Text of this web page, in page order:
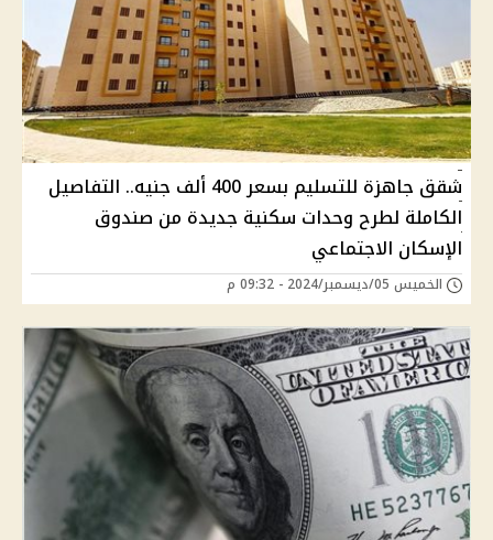
شقق جاهزة للتسليم بسعر 400 ألف جنيه.. التفاصيل
الكاملة لطرح وحدات سكنية جديدة من صندوق
الإسكان الاجتماعي
الخميس 05/ديسمبر/2024 - 09:32 م